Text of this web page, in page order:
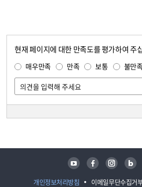
현재 페이지에 대한 만족도를 평가하여 주
매우만족 만족 보통 불만
개인정보처리방침 이메일무단수집거
유튜브 페이스북 인스타그램 블로그